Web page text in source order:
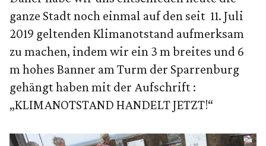
ganze Stadt noch einmal auf den seit 11. Juli
2019 geltenden Klimanotstand aufmerksam
zu machen, indem wir ein 3 m breites und 6
m hohes Banner am Turm der Sparrenburg
gehängt haben mit der Aufschrift :
„KLIMANOTSTAND HANDELT JETZT!“